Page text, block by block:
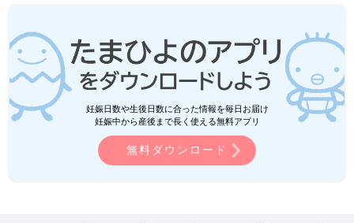
妊娠日数や生後日数に合った情報を毎日お届け
妊娠中から産後まで長く使える無料アプリ
無料ダウンロード